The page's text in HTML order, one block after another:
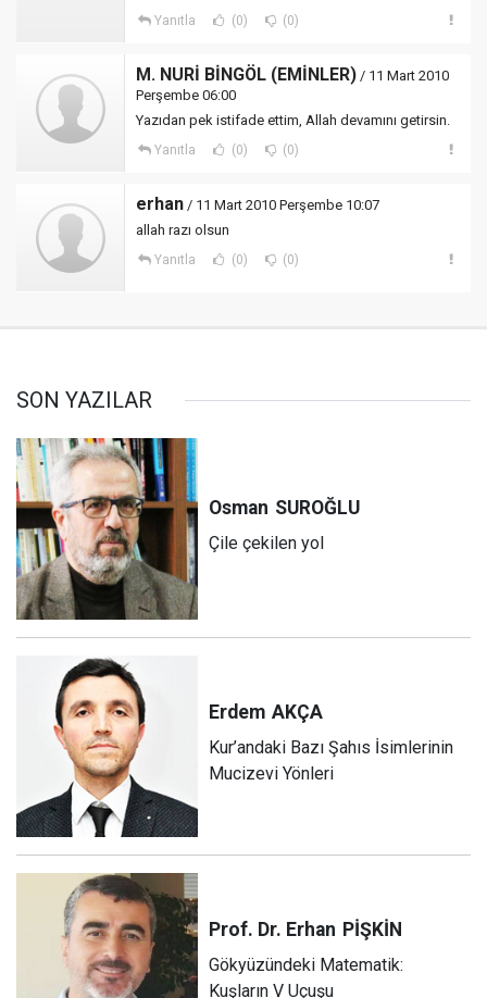
Yanıtla (0) (0)
M. NURİ BİNGÖL (EMİNLER) / 11 Mart 2010
Perşembe 06:00
Yazıdan pek istifade ettim, Allah devamını getirsin.
Yanıtla (0) (0)
erhan / 11 Mart 2010 Perşembe 10:07
allah razı olsun
Yanıtla (0) (0)
SON YAZILAR
Osman SUROĞLU
Çile çekilen yol
Erdem AKÇA
Kur’andaki Bazı Şahıs İsimlerinin
Mucizevi Yönleri
Prof. Dr. Erhan PİŞKİN
Gökyüzündeki Matematik:
Kuşların V Uçuşu